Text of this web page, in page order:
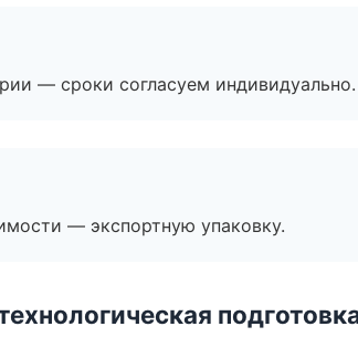
— сроки согласуем индивидуально.
— экспортную упаковку.